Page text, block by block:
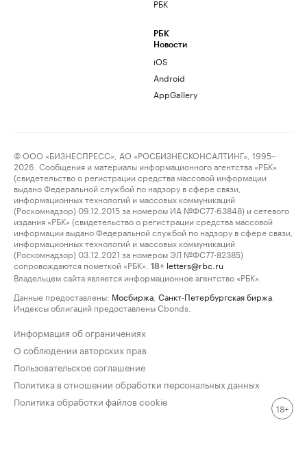
РБК
РБК
Новости
iOS
Android
AppGallery
© ООО «БИЗНЕСПРЕСС», АО «РОСБИЗНЕСКОНСАЛТИНГ», 1995–
2026. Сообщения и материалы информационного агентства «РБК»
(свидетельство о регистрации средства массовой информации
выдано Федеральной службой по надзору в сфере связи,
информационных технологий и массовых коммуникаций
(Роскомнадзор) 09.12.2015 за номером ИА №ФС77-63848) и сетевого
издания «РБК» (свидетельство о регистрации средства массовой
информации выдано Федеральной службой по надзору в сфере связи,
информационных технологий и массовых коммуникаций
(Роскомнадзор) 03.12.2021 за номером ЭЛ №ФС77-82385)
сопровождаются пометкой «РБК».
18+ letters@rbc.ru
Владельцем сайта является информационное агентство «РБК».
Данные предоставлены: Мосбиржа Санкт-Петербургская биржа
Индексы облигаций предоставлены Cbonds.
Информация об ограничениях
О соблюдении авторских прав
Пользовательское соглашение
Политика в отношении обработки персональных данных
Политика обработки файлов cookie
18+